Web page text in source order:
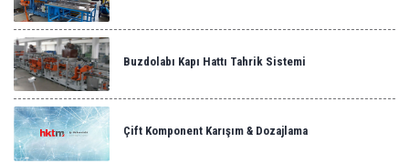
Buzdolabı Kapı Hattı Tahrik Sistemi
Çift Komponent Karışım & Dozajlama